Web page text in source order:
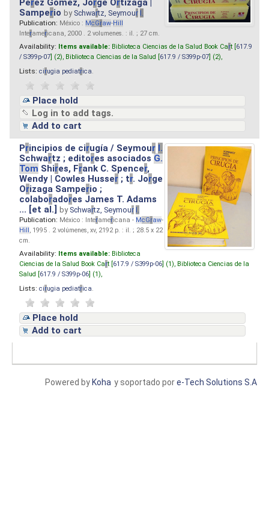
Pérez Gómez, Jorge Ortizaga |
Samperio by Schwartz, Seymour I.
Publication: México : McGraw-Hill
Interamericana, 2000 . 2 volumenes. : il. ; 27 cm.
Availability: Items available: Biblioteca Ciencias de la Salud Book Cart [ 617.9
/ S399p-07 ] (2), Biblioteca Ciencias de la Salud [ 617.9 / S399p-07 ] (2),
Lists: cirugia pediatrica
Place hold
Log in to add tags.
Add to cart
Principios de cirugía / Seymour I.
Schwartz ; editores asociados G.
Tom Shires, Frank C. Spencer,
Wendy | Cowles Husser ; tr. Jorge
Orizaga Samperio ;
colaboradores James T. Adams
... [et al.]by Schwartz, Seymour I.
Publication: México : Interamericana - McGraw-
Hill, 1995 . 2 volúmenes, xv, 2192 p. : il. ; 28.5 x 22
cm.
Availability: Items available: Biblioteca
Ciencias de la Salud Book Cart [ 617.9 / S399p-06 ] (1), Biblioteca Ciencias de la
Salud [ 617.9 / S399p-06 ] (1),
Lists: cirugia pediatrica
Place hold
Add to cart
y soportado pore-Tech Solutions S.A
Powered by Koha